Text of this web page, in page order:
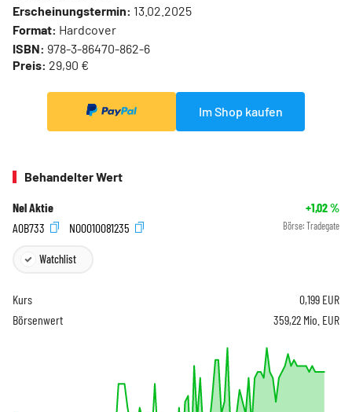
Erscheinungstermin: 13.02.2025
Format: Hardcover
ISBN: 978-3-86470-862-6
Preis: 29,90 €
Im Shop kaufen
Behandelter Wert
Nel Aktie +1,02%
A0B733
NO0010081235 Börse: Tradegate
Watchlist
Kurs 0,199 EUR
Börsenwert
359,22 Mio. EUR